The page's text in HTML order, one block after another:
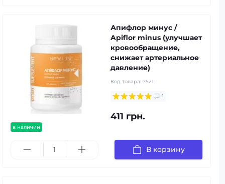
в наличии
Апифлор минус /
Apiflor minus (улучшает
кровообращение,
снижает артериальное
давление)
Код товара: 7521
1
411 грн.
В корзину